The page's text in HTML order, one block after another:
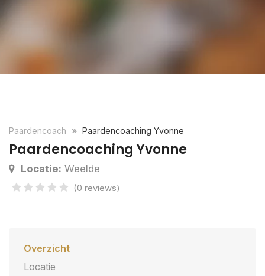
Paardencoach Paardencoaching Yvonne
Paardencoaching Yvonne
Locatie: Weelde
(0 reviews)
Overzicht
Locatie